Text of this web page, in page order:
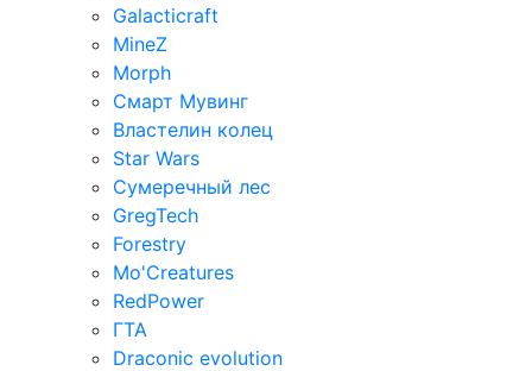
Galacticraft
MineZ
Morph
Смарт Мувинг
Властелин колец
Star Wars
Сумеречный лес
GregTech
Forestry
Mo'Creatures
RedPower
ГТА
Draconic evolution